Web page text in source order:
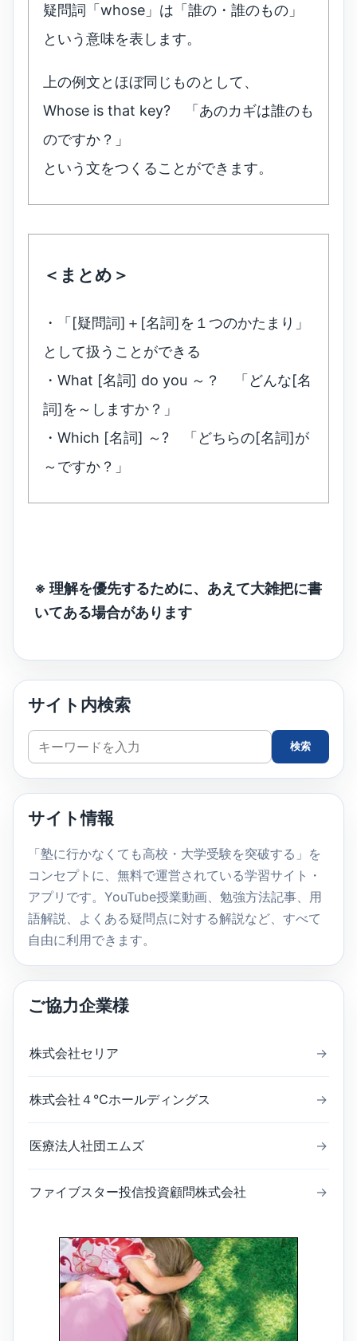
疑問詞「whose」は「誰の・誰のもの」
という意味を表します。
上の例文とほぼ同じものとして、
Whose is that key? 「あのカギは誰のも
のですか？」
という文をつくることができます。
＜まとめ＞
・「[疑問詞]＋[名詞]を１つのかたまり」
として扱うことができる
・What [名詞] do you ～？ 「どんな[名
詞]を～しますか？」
・Which [名詞] ～? 「どちらの[名詞]が
～ですか？」
※ 理解を優先するために、あえて大雑把に書
いてある場合があります
サイト内検索
サ
イ
ト
検
索
検索
サイト情報
「塾に行かなくても高校・大学受験を突破する」を
コンセプトに、無料で運営されている学習サイト・
アプリです。YouTube授業動画、勉強方法記事、用
語解説、よくある疑問点に対する解説など、すべて
自由に利用できます。
ご協力企業様
株式会社セリア →
株式会社４℃ホールディングス →
医療法人社団エムズ →
ファイブスター投信投資顧問株式会社 →